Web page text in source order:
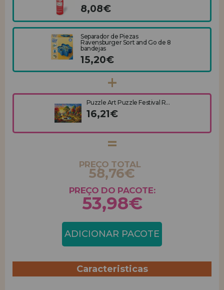
8,08€
Separador de Piezas
Ravensburger Sort and Go de 8
bandejas
15,20€
Puzzle Art Puzzle Festival R...
16,21€
PREÇO TOTAL
58,76€
PREÇO DO PACOTE:
53,98€
ADICIONAR PACOTE
Caracteristicas